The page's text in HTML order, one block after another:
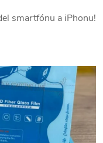
smartfónu a iPhonu!